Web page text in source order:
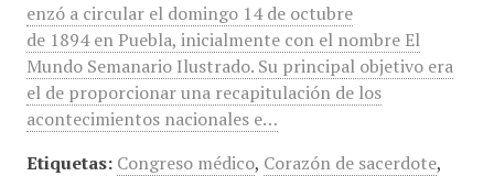
enzó a circular el domingo 14 de octubre
de 1894 en Puebla, inicialmente con el nombre El
Mundo Semanario Ilustrado. Su principal objetivo era
el de proporcionar una recapitulación de los
acontecimientos nacionales e…
Etiquetas: Congreso médico, Corazón de sacerdote,